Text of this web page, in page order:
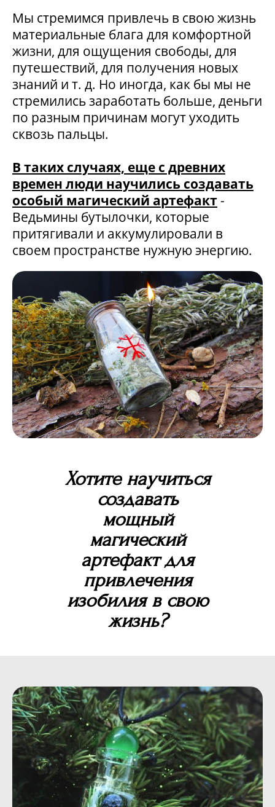
Мы стремимся привлечь в свою жизнь
материальные блага для комфортной
жизни, для ощущения свободы, для
путешествий, для получения новых
знаний и т. д. Но иногда, как бы мы не
стремились заработать больше, деньги
по разным причинам могут уходить
сквозь пальцы.
В таких случаях, еще с древних
времен люди научились создавать
особый магический артефакт-
Ведьмины бутылочки, которые
притягивали и аккумулировали в
своем пространстве нужную энергию.
Хотите научиться
создавать
мощный
магический
артефакт для
привлечения
изобилия в свою
жизнь?